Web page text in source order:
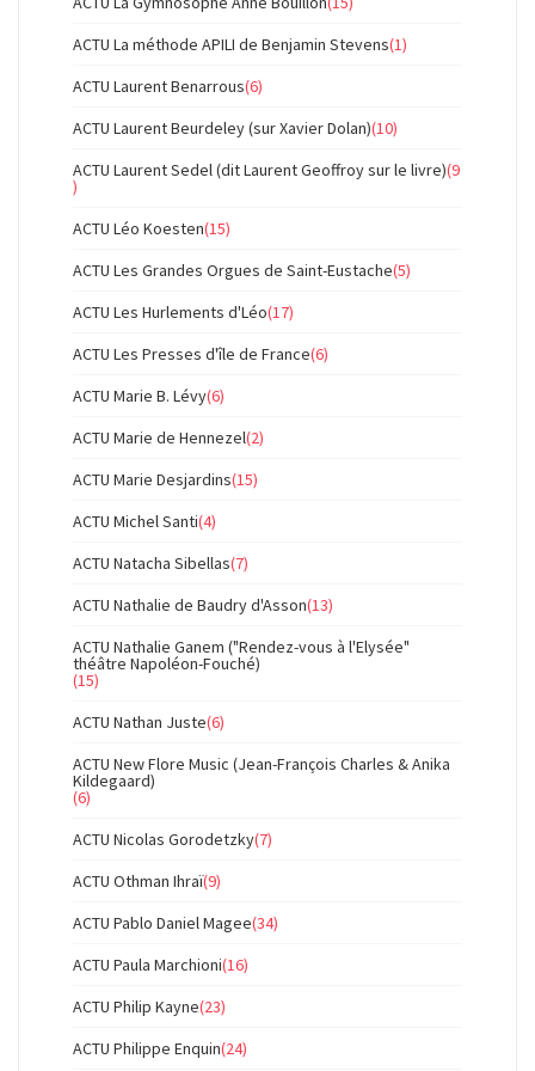
ACTU La méthode APILI de Benjamin Stevens(1)
ACTU Laurent Benarrous(6)
ACTU Laurent Beurdeley (sur Xavier Dolan)(10)
ACTU Laurent Sedel (dit Laurent Geoffroy sur le livre)(9
)
ACTU Léo Koesten(15)
ACTU Les Grandes Orgues de Saint-Eustache(5)
ACTU Les Hurlements d'Léo(17)
ACTU Les Presses d'île de France(6)
ACTU Marie B. Lévy(6)
ACTU Marie de Hennezel(2)
ACTU Marie Desjardins(15)
ACTU Michel Santi(4)
ACTU Natacha Sibellas(7)
ACTU Nathalie de Baudry d'Asson(13)
ACTU Nathalie Ganem ("Rendez-vous à l'Elysée"
théâtre Napoléon-Fouché)
(15)
ACTU Nathan Juste(6)
ACTU New Flore Music (Jean-François Charles & Anika
Kildegaard)
(6)
ACTU Nicolas Gorodetzky(7)
ACTU Othman Ihraï(9)
ACTU Pablo Daniel Magee(34)
ACTU Paula Marchioni(16)
ACTU Philip Kayne(23)
ACTU Philippe Enquin(24)